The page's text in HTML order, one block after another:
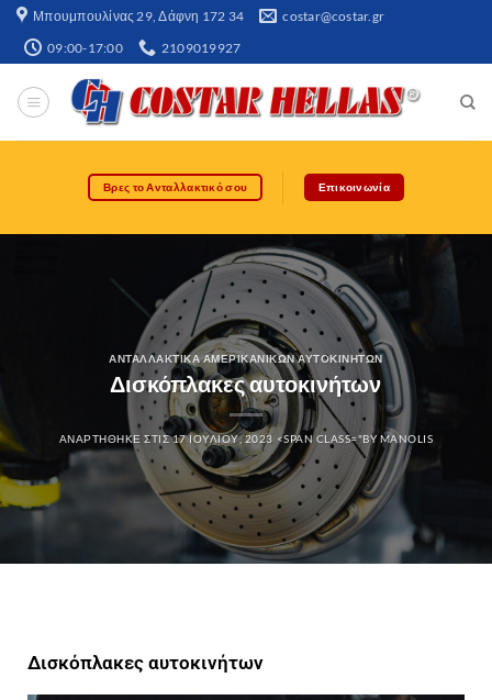
Μπουμπουλίνας 29, Δάφνη 172 34​ costar@costar.gr
09:00-17:00 2109019927
Βρες το Ανταλλακτικό σου Επικοινωνία
ΑΝΤΑΛΛΑΚΤΙΚΆ ΑΜΕΡΙΚΆΝΙΚΩΝ ΑΥΤΟΚΙΝΉΤΩΝ
Δισκόπλακες αυτοκινήτων
ΑΝΑΡΤΉΘΗΚΕ ΣΤΙΣ17 ΙΟΥΛΊΟΥ, 2023<SPAN CLASS="BYMANOLIS
Δισκόπλακες αυτοκινήτων